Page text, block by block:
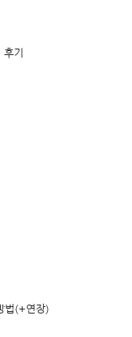
기
법(+연장)